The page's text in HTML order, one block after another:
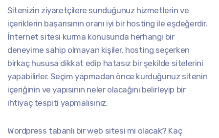
Sitenizin ziyaretçilere sunduğunuz hizmetlerin ve
içeriklerin başarısının oranı iyi bir hosting ile eşdeğerdir.
İnternet sitesi kurma konusunda herhangi bir
deneyime sahip olmayan kişiler, hosting seçerken
birkaç hususa dikkat edip hatasız bir şekilde sitelerini
yapabilirler. Seçim yapmadan önce kurduğunuz sitenin
içeriğinin ve yapısının neler olacağını belirleyip bir
ihtiyaç tespiti yapmalısınız.
Wordpress tabanlı bir web sitesi mi olacak? Kaç